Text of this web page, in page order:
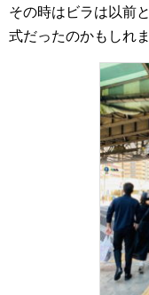
その時はビラは以前
式だったのかもしれま